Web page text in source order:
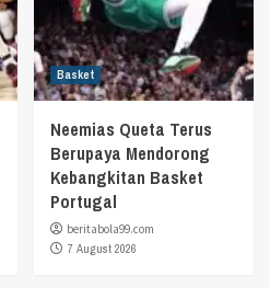
Basket
Neemias Queta Terus
Berupaya Mendorong
Kebangkitan Basket
Portugal
beritabola99.com
7 August 2026